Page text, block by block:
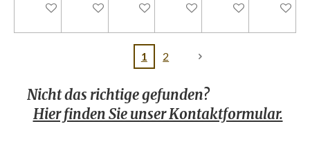
Bei Verfügbarkeit benachrichtigen
Bei Verfügbarkeit benachrichtigen
Bei Verfügbarkeit benachrichtigen
In den WarenkorbBei Verfügbarkeit
In den
1 2
Nicht das richtige gefunden?
Hier finden Sie unser Kontaktformular.